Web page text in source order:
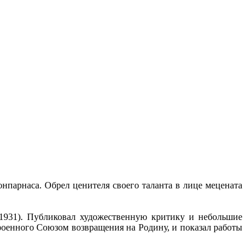
Обрел ценителя своего таланта в лице мецената
Публиковал художественную критику и небольшие
Союзом возвращения на Родину, и показал работы